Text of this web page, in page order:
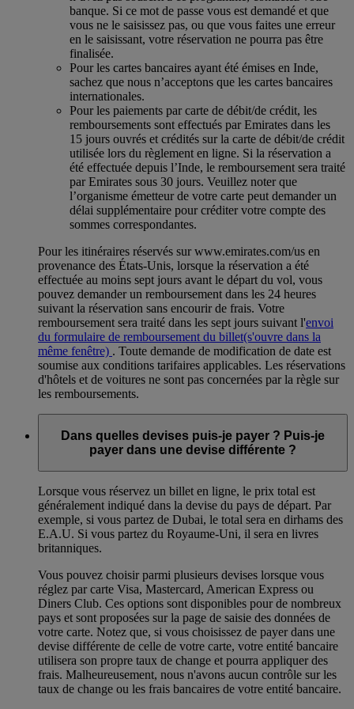
banque. Si ce mot de passe vous est demandé et que
vous ne le saisissez pas, ou que vous faites une erreur
en le saisissant, votre réservation ne pourra pas être
finalisée.
Pour les cartes bancaires ayant été émises en Inde,
sachez que nous n’acceptons que les cartes bancaires
internationales.
Pour les paiements par carte de débit/de crédit, les
remboursements sont effectués par Emirates dans les
15 jours ouvrés et crédités sur la carte de débit/de crédit
utilisée lors du règlement en ligne. Si la réservation a
été effectuée depuis l’Inde, le remboursement sera traité
par Emirates sous 30 jours. Veuillez noter que
l’organisme émetteur de votre carte peut demander un
délai supplémentaire pour créditer votre compte des
sommes correspondantes.
Pour les itinéraires réservés sur www.emirates.com/us en
provenance des États-Unis, lorsque la réservation a été
effectuée au moins sept jours avant le départ du vol, vous
pouvez demander un remboursement dans les 24 heures
suivant la réservation sans encourir de frais. Votre
remboursement sera traité dans les sept jours suivant l'envoi
du formulaire de remboursement du billet(s'ouvre dans la
même fenêtre) . Toute demande de modification de date est
soumise aux conditions tarifaires applicables. Les réservations
d'hôtels et de voitures ne sont pas concernées par la règle sur
les remboursements.
Dans quelles devises puis-je payer ? Puis-je
payer dans une devise différente ?
Lorsque vous réservez un billet en ligne, le prix total est
généralement indiqué dans la devise du pays de départ. Par
exemple, si vous partez de Dubai, le total sera en dirhams des
E.A.U. Si vous partez du Royaume-Uni, il sera en livres
britanniques.
Vous pouvez choisir parmi plusieurs devises lorsque vous
réglez par carte Visa, Mastercard, American Express ou
Diners Club. Ces options sont disponibles pour de nombreux
pays et sont proposées sur la page de saisie des données de
votre carte. Notez que, si vous choisissez de payer dans une
devise différente de celle de votre carte, votre entité bancaire
utilisera son propre taux de change et pourra appliquer des
frais. Malheureusement, nous n'avons aucun contrôle sur les
taux de change ou les frais bancaires de votre entité bancaire.